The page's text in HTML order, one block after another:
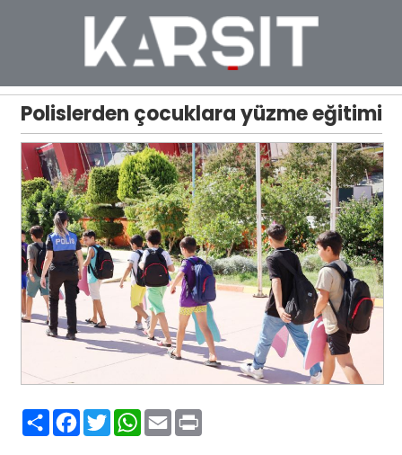
Polislerden çocuklara yüzme eğitimi
PaylaşFacebook
TwitterWhatsApp
EmailPrint